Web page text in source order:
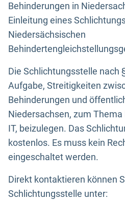
Behinderungen in
Einleitung eines
Niedersächsischen
Die Schlichtungsstelle nach
Aufgabe, Streitigkeiten
Behinderungen und
Niedersachsen, zum
IT, beizulegen. Das
kostenlos. Es muss kein
eingeschaltet werden.
Direkt kontaktieren können
Schlichtungsstelle unter: